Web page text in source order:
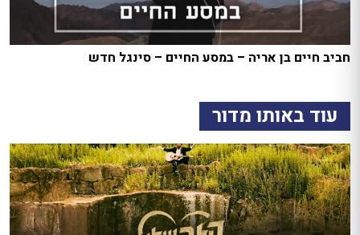
חביב חיים בן אריה – במסע החיים – סינגל חדש
עוד באותו מדור